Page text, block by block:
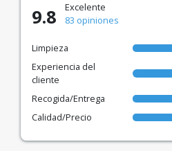
9.8
Excelente
83 opiniones
Limpieza
Experiencia del
cliente
Recogida/Entrega
Calidad/Precio